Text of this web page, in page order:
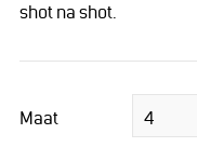
shot na shot.
Maat